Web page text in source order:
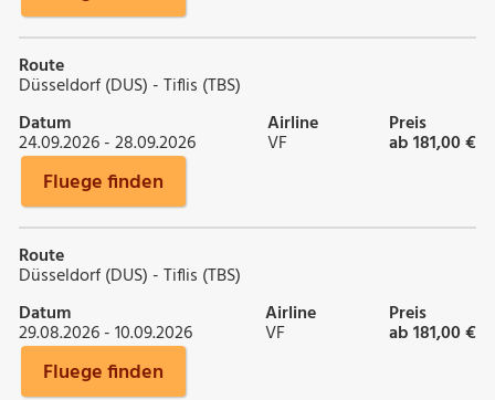
Route
Düsseldorf (DUS) - Tiflis (TBS)
Datum
24.09.2026 - 28.09.2026
Airline
VF
Preis
ab 181,00 €
Fluege finden
Route
Düsseldorf (DUS) - Tiflis (TBS)
Datum
29.08.2026 - 10.09.2026
Airline
VF
Preis
ab 181,00 €
Fluege finden